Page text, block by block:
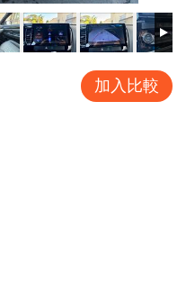
加入比較